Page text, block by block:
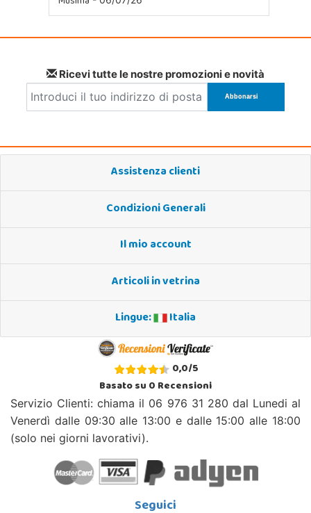
Ricevi tutte le nostre promozioni e novità
Assistenza clienti
Condizioni Generali
Il mio account
Articoli in vetrina
Lingue:
Italia
0,0/5
Basato su0Recensioni
Servizio Clienti: chiama il 06 976 31 280 dal Lunedi al
Venerdì dalle 09:30 alle 13:00 e dalle 15:00 alle 18:00
(solo nei giorni lavorativi).
Seguici